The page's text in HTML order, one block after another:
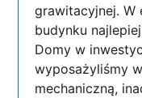
grawitacyjnej. W
budynku
Domy w
wyposażyliśmy
mechaniczną,